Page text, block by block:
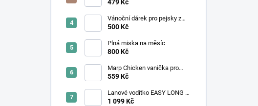
479 Kč
Vánoční dárek pro pejsky z
útulku
500 Kč
Plná miska na měsíc
800 Kč
Marp Chicken vanička pro
kočky s kuřecím 16x100g
559 Kč
Lanové vodítko EASY LONG -
TWIST | velký pes | black
1 099 Kč